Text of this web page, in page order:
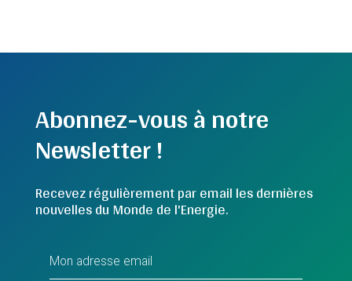
Abonnez-vous à notre
Newsletter !
Recevez régulièrement par email les dernières
nouvelles du Monde de l'Energie.